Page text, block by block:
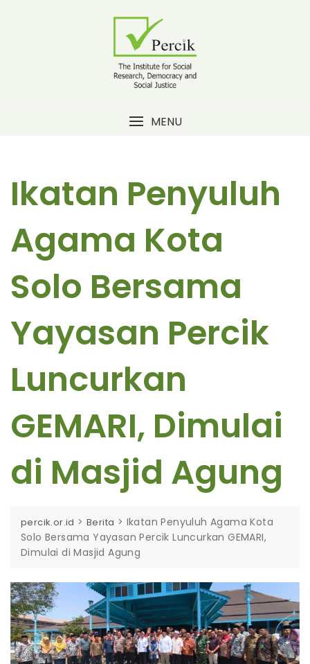
MENU
Ikatan Penyuluh
Agama Kota
Solo Bersama
Yayasan Percik
Luncurkan
GEMARI, Dimulai
di Masjid Agung
percik.or.id >Berita > Ikatan Penyuluh Agama Kota
Solo Bersama Yayasan Percik Luncurkan GEMARI,
Dimulai di Masjid Agung